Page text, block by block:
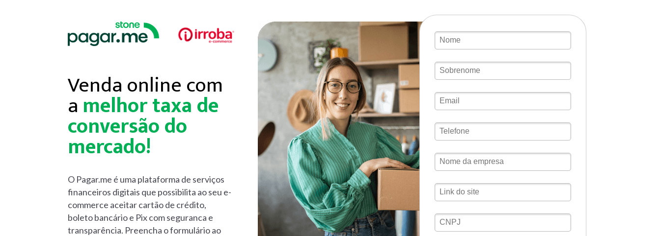
O Pagar.me é uma plataforma de serviços
financeiros digitais que possibilita ao seu e-
commerce aceitar cartão de crédito,
boleto bancário e Pix com seguranca e
transparência. Preencha o formulário ao
Venda online com
a melhor taxa de
conversão do
mercado!